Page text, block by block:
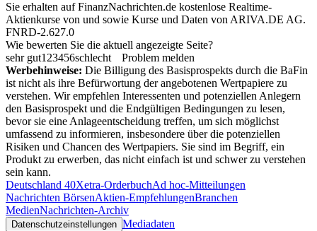
Sie erhalten auf FinanzNachrichten.de kostenlose Realtime-
Aktienkurse von und sowie Kurse und Daten von ARIVA.DE AG.
FNRD-2.627.0
Wie bewerten Sie die aktuell angezeigte Seite?
sehr gut1 23456schlecht
Problem melden
Werbehinweise: Die Billigung des Basisprospekts durch die BaFin
ist nicht als ihre Befürwortung der angebotenen Wertpapiere zu
verstehen. Wir empfehlen Interessenten und potenziellen Anlegern
den Basisprospekt und die Endgültigen Bedingungen zu lesen,
bevor sie eine Anlageentscheidung treffen, um sich möglichst
umfassend zu informieren, insbesondere über die potenziellen
Risiken und Chancen des Wertpapiers. Sie sind im Begriff, ein
Produkt zu erwerben, das nicht einfach ist und schwer zu verstehen
sein kann.
Deutschland 40Xetra-OrderbuchAd hoc-Mitteilungen
Nachrichten BörsenAktien-EmpfehlungenBranchen
MedienNachrichten-Archiv
Datenschutzeinstellungen Mediadaten